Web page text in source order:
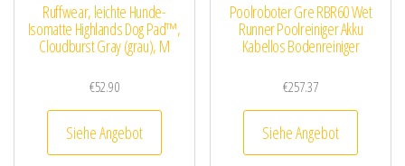
Ruffwear, leichte Hunde-
Isomatte Highlands Dog Pad™,
Cloudburst Gray (grau), M
€52.90
Siehe Angebot
Poolroboter Gre RBR60 Wet
Runner Poolreiniger Akku
Kabellos Bodenreiniger
€257.37
Siehe Angebot